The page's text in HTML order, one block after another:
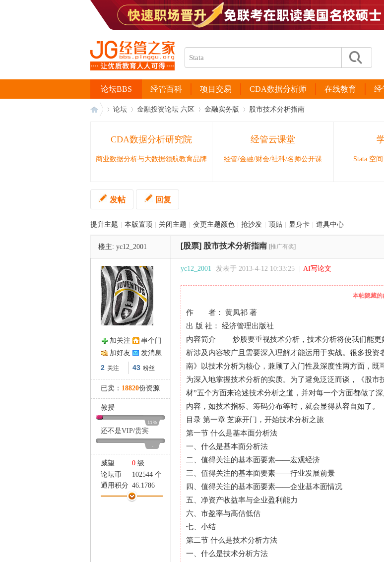
经管百科 项目交易 CDA数据分析师 在线教育 经
论坛BBS
论坛 金融投资论坛 六区 金融实务版 股市技术分析指南
CDA数据分析研究院
商业数据分析与大数据领航教育品牌
经管云课堂
经管/金融/财会/社科/名师公开课 Stata 空
发帖 回复
提升主题 本版置顶 关闭主题 变更主题颜色 抢沙发 顶贴 显身卡 道具中心
楼主: yc12_2001 [股票] 股市技术分析指南 [推广有奖]
加关注
串个门
加好友
发消息
2 关注 43 粉丝
已卖： 18820份资源
教授
11%
还不是VIP/贵宾
-
威望 0 级
论坛币
102544 个
通用积分 46.1786
学术水平
84 点
yc12_2001 发表于 2013-4-12 10:33:25 AI写论文
本帖隐藏的
作 者： 黄凤祁 著
出 版 社： 经济管理出版社
内容简介 炒股要重视技术分析，技术分析将使我们能更
析涉及内容较广且需要深入理解才能运用于实战。很多投
南》以技术分析为核心，兼顾了入门性及深度性两方面，
为深入地掌握技术分析的实质。为了避免泛泛而谈，《股
材”五个方面来论述技术分析之道，并对每一个方面都做了
内容，如技术指标、筹码分布等时，就会显得从容自如了。
目录 第一章 芝麻开门，开始技术分析之旅
第一节 什么是基本面分析法
一、什么是基本面分析法
二、值得关注的基本面要素——宏观经济
三、值得关注的基本面要素——行业发展前景
四、值得关注的基本面要素——企业基本面情况
五、净资产收益率与企业盈利能力
六、市盈率与高估低估
七、小结
第二节 什么是技术分析方法
一、什么是技术分析方法